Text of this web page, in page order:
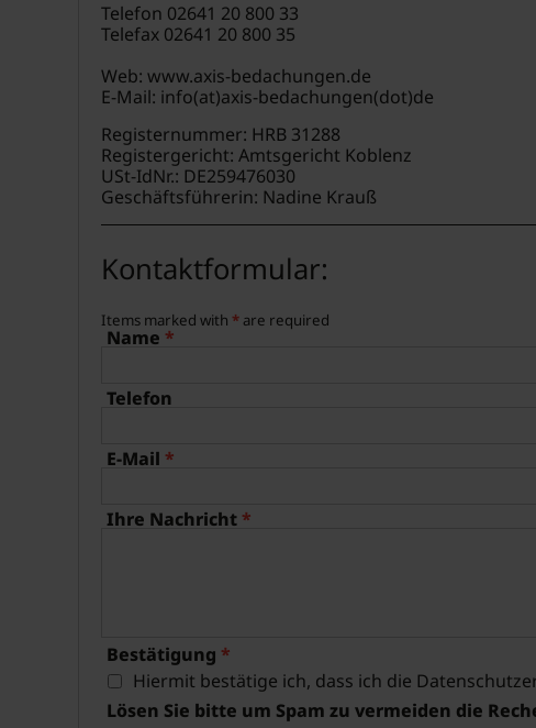
Telefon 02641 20 800 33
Telefax 02641 20 800 35
Web: www.axis-bedachungen.de
E-Mail: info(at)axis-bedachungen(dot)de
Registernummer: HRB 31288
Registergericht: Amtsgericht Koblenz
USt-IdNr.: DE259476030
Geschäftsführerin: Nadine Krauß
Kontaktformular:
Items marked with * are required
Name *
Telefon
E-Mail *
Ihre Nachricht*
Bestätigung *
Hiermit bestätige ich, dass ich die
Lösen Sie bitte um Spam zu vermeiden die